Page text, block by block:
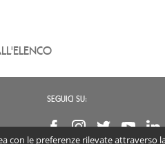
SEGUICI SU:
le preferenze rilevate